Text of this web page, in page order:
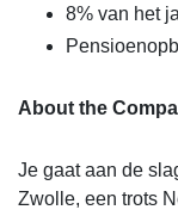
8% van het
About the
Je gaat aan de
Zwolle, een trots